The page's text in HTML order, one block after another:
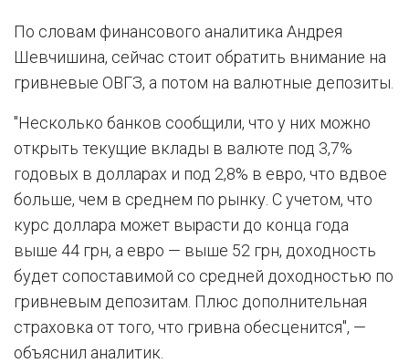
По словам финансового аналитика Андрея
Шевчишина, сейчас стоит обратить внимание на
гривневые ОВГЗ, а потом на валютные депозиты.
"Несколько банков сообщили, что у них можно
открыть текущие вклады в валюте под 3,7%
годовых в долларах и под 2,8% в евро, что вдвое
больше, чем в среднем по рынку. С учетом, что
курс доллара может вырасти до конца года
выше 44 грн, а евро — выше 52 грн, доходность
будет сопоставимой со средней доходностью по
гривневым депозитам. Плюс дополнительная
страховка от того, что гривна обесценится", —
объяснил аналитик.